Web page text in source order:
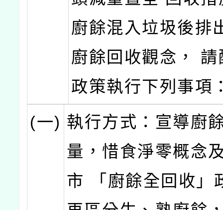
廚餘混入垃圾後排
廚餘回收觀念，
政策執行下列事項
(一) 執行方式：宣導廚
量，惜食淨零概念
市 「廚餘全回收」